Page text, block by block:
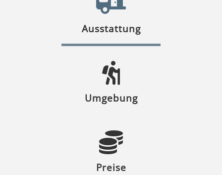
Ausstattung
Umgebung
Preise